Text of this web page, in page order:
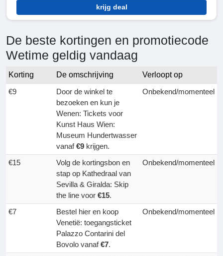
krijg deal
De beste kortingen en promotiecode
Wetime geldig vandaag
Korting De omschrijving
Verloopt op
€9
Door de winkel te
bezoeken en kun je
Wenen: Tickets voor
Kunst Haus Wien:
Museum Hundertwasser
vanaf€9 krijgen.
Onbekend/momenteel
€15
Volg de kortingsbon en
stap op Kathedraal van
Sevilla & Giralda: Skip
the line voor €15.
Onbekend/momenteel
€7
Bestel hier en koop
Venetië: toegangsticket
Palazzo Contarini del
Bovolo vanaf€7.
Onbekend/momenteel